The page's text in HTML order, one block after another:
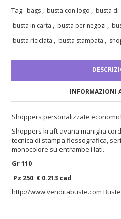
Tag: bags , busta con logo , busta di
busta in carta , busta per negozi ,
busta riciclata , busta stampata ,
INFORMAZIONI
Shoppers personalizzate
Shoppers kraft avana maniglia
tecnica di stampa flessografica,
monocolore su entrambe i lati.
Gr 110
Pz 250 € 0.213 cad
http://www.venditabuste.com